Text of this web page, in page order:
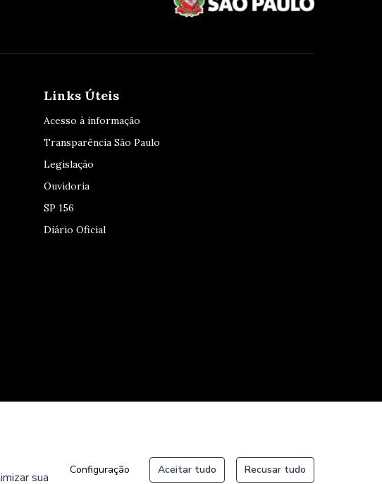
Links Úteis
Acesso à informação
Transparência São Paulo
Legislação
Ouvidoria
SP 156
Diário Oficial
sua
Configuração Aceitar tudo Recusar tudo